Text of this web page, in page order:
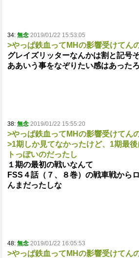
34: 無念 2019/01/22 15:53:05
>やっぱ鉄血ってMHの影響受けてん
グレイズリッターなんかは割と記号
ああいう事をなぞりたい感はあった
38: 無念 2019/01/22 15:55:20
>やっぱ鉄血ってMHの影響受けてん
>1期しか見てなかったけど、1期最
トっぽいのだったし
１期の最初の戦いなんて
FSS４話（７、８巻）の戦車戦から
んまだったしな
48: 無念 2019/01/22 16:05:53
>やっぱ鉄血ってMHの影響受けてん